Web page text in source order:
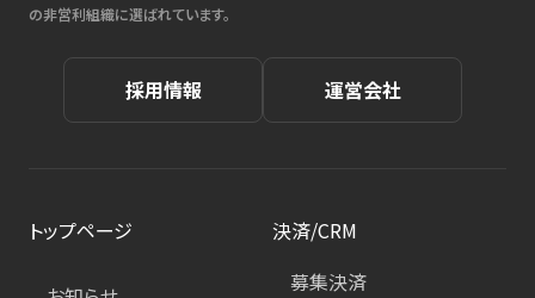
の非営利組織に選ばれています。
採用情報 運営会社
トップページ
決済/CRM
募集決済